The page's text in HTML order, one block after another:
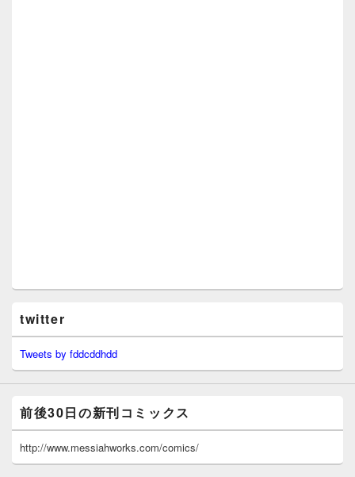
twitter
Tweets by fddcddhdd
前後30日の新刊コミックス
http://www.messiahworks.com/comics/